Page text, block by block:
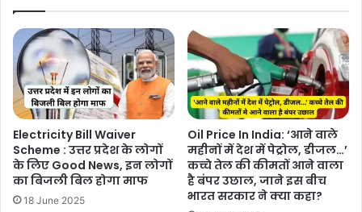
Electricity Bill Waiver
Scheme : उत्तर प्रदेश के लोगों
के लिए Good News, इन लोगों
का बिजली बिल होगा माफ
18 June 2025
Oil Price In India: ‘आने वाले
महीनों में देश में पेट्रोल, डीजल…’
कच्चे तेल की कीमतों आने वाला
है बंपर उछाल, जाने इस बीच
भारत सरकार ने क्या कहा?